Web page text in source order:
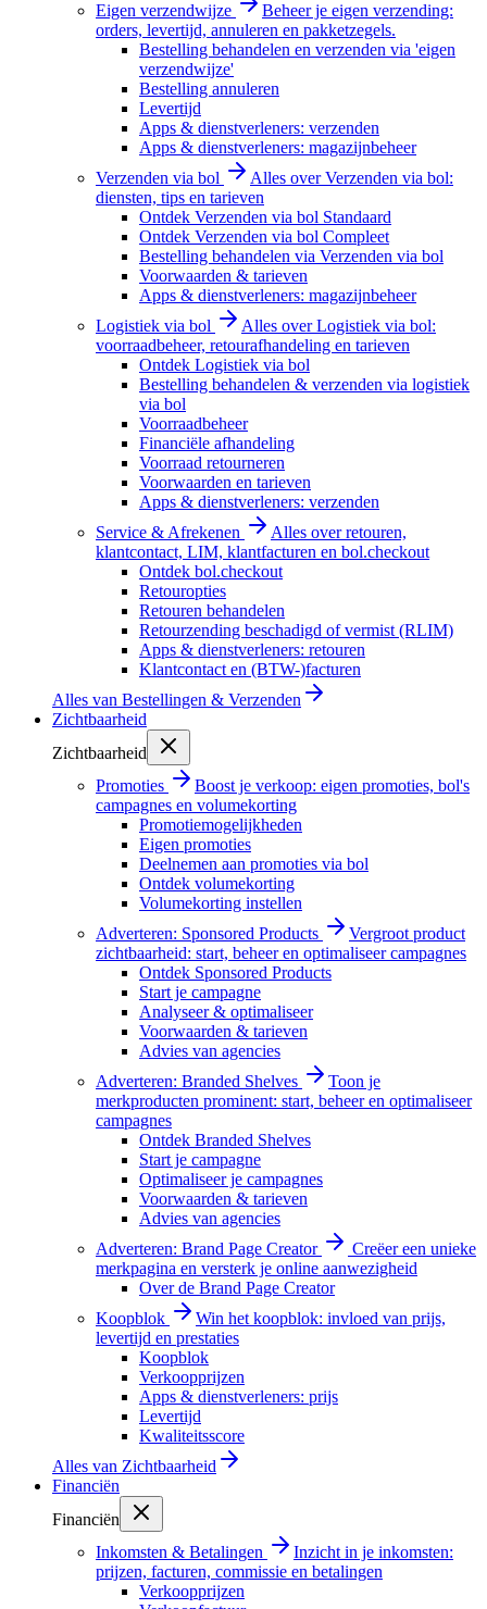
Eigen verzendwijze
Beheer je eigen verzending:
orders, levertijd, annuleren en pakketzegels.
Bestelling behandelen en verzenden via 'eigen
verzendwijze'
Bestelling annuleren
Levertijd
Apps & dienstverleners: verzenden
Apps & dienstverleners: magazijnbeheer
Verzenden via bol
Alles over Verzenden via bol:
diensten, tips en tarieven
Ontdek Verzenden via bol Standaard
Ontdek Verzenden via bol Compleet
Bestelling behandelen via Verzenden via bol
Voorwaarden & tarieven
Apps & dienstverleners: magazijnbeheer
Logistiek via bol
Alles over Logistiek via bol:
voorraadbeheer, retourafhandeling en tarieven
Ontdek Logistiek via bol
Bestelling behandelen & verzenden via logistiek
via bol
Voorraadbeheer
Financiële afhandeling
Voorraad retourneren
Voorwaarden en tarieven
Apps & dienstverleners: verzenden
Service & Afrekenen
Alles over retouren,
klantcontact, LIM, klantfacturen en bol.checkout
Ontdek bol.checkout
Retouropties
Retouren behandelen
Retourzending beschadigd of vermist (RLIM)
Apps & dienstverleners: retouren
Klantcontact en (BTW-)facturen
Alles van Bestellingen & Verzenden
Zichtbaarheid
Zichtbaarheid
Promoties
Boost je verkoop: eigen promoties, bol's
campagnes en volumekorting
Promotiemogelijkheden
Eigen promoties
Deelnemen aan promoties via bol
Ontdek volumekorting
Volumekorting instellen
Adverteren: Sponsored Products
Vergroot product
zichtbaarheid: start, beheer en optimaliseer campagnes
Ontdek Sponsored Products
Start je campagne
Analyseer & optimaliseer
Voorwaarden & tarieven
Advies van agencies
Adverteren: Branded Shelves
Toon je
merkproducten prominent: start, beheer en optimaliseer
campagnes
Ontdek Branded Shelves
Start je campagne
Optimaliseer je campagnes
Voorwaarden & tarieven
Advies van agencies
Adverteren: Brand Page Creator
Creëer een unieke
merkpagina en versterk je online aanwezigheid
Over de Brand Page Creator
Koopblok
Win het koopblok: invloed van prijs,
levertijd en prestaties
Koopblok
Verkoopprijzen
Apps & dienstverleners: prijs
Levertijd
Kwaliteitsscore
Alles van Zichtbaarheid
Financiën
Financiën
Inkomsten & Betalingen
Inzicht in je inkomsten:
prijzen, facturen, commissie en betalingen
Verkoopprijzen